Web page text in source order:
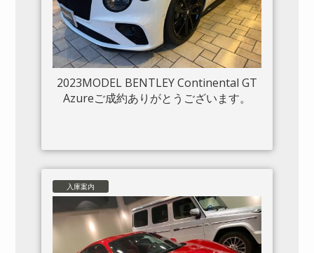
2023MODEL BENTLEY Continental GT
Azureご成約ありがとうございます。
入庫案内